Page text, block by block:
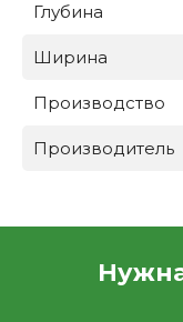
Глубина
Ширина
Производство
Производитель